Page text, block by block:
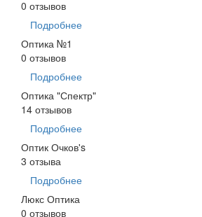
0 отзывов
Подробнее
Оптика №1
0 отзывов
Подробнее
Оптика "Спектр"
14 отзывов
Подробнее
Оптик Очков's
3 отзыва
Подробнее
Люкс Оптика
0 отзывов